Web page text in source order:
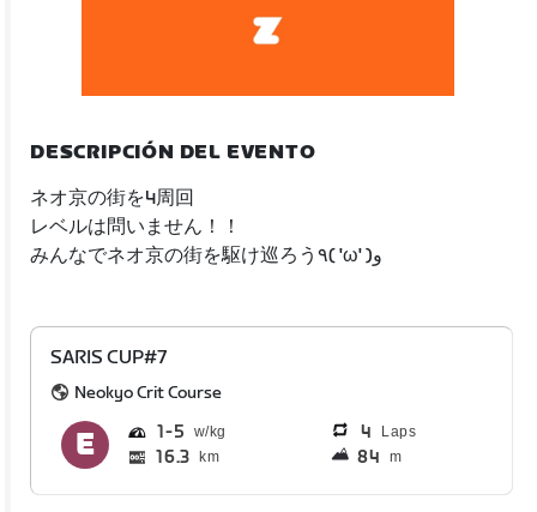
DESCRIPCIÓN DEL EVENTO
ネオ京の街を4周回
レベルは問いません！！
みんなでネオ京の街を駆け巡ろう٩( 'ω' )و
SARIS CUP#7
Neokyo Crit Course
1 5 4 Laps
16.3 km 84 m